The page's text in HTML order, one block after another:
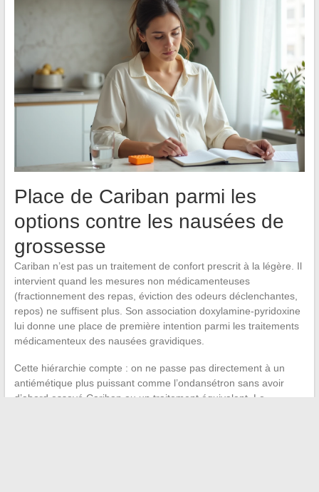
Place de Cariban parmi les
options contre les nausées de
grossesse
Cariban n’est pas un traitement de confort prescrit à la légère. Il
intervient quand les mesures non médicamenteuses
(fractionnement des repas, éviction des odeurs déclenchantes,
repos) ne suffisent plus. Son association doxylamine-pyridoxine
lui donne une place de première intention parmi les traitements
médicamenteux des nausées gravidiques.
Cette hiérarchie compte : on ne passe pas directement à un
antiémétique plus puissant comme l’ondansétron sans avoir
d’abord essayé Cariban ou un traitement équivalent. Le